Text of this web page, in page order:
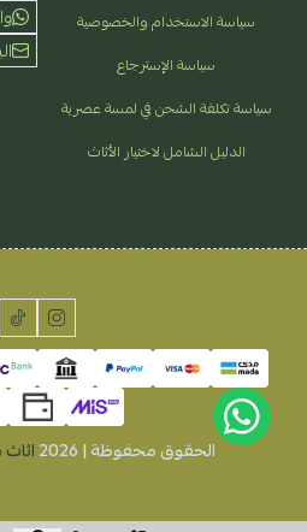
سياسة الاستخدام والخصوصية
سياسة الإسترجاع
سياسة تكلفة الشحن في لمسة عصرية
الدليل الشامل لاختيار الأثاث
الحقوق محفوظة | 2026